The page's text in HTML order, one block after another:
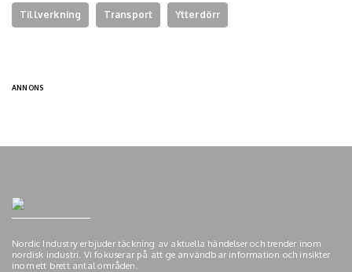
Tillverkning Transport Ytterdörr
ANNONS
Nordic Industry erbjuder täckning av aktuella händelser och trender inom
nordisk industri. Vi fokuserar på att ge användbar information och insikter
inom ett brett antal områden.